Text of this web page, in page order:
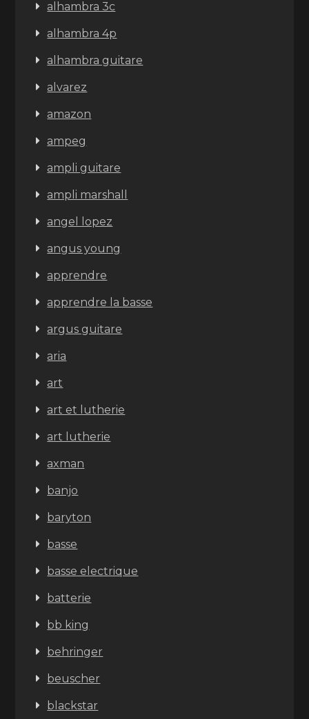
alhambra 3c
alhambra 4p
alhambra guitare
alvarez
amazon
ampeg
ampli guitare
ampli marshall
angel lopez
angus young
apprendre
apprendre la basse
argus guitare
aria
art
art et lutherie
art lutherie
axman
banjo
baryton
basse
basse electrique
batterie
bb king
behringer
beuscher
blackstar